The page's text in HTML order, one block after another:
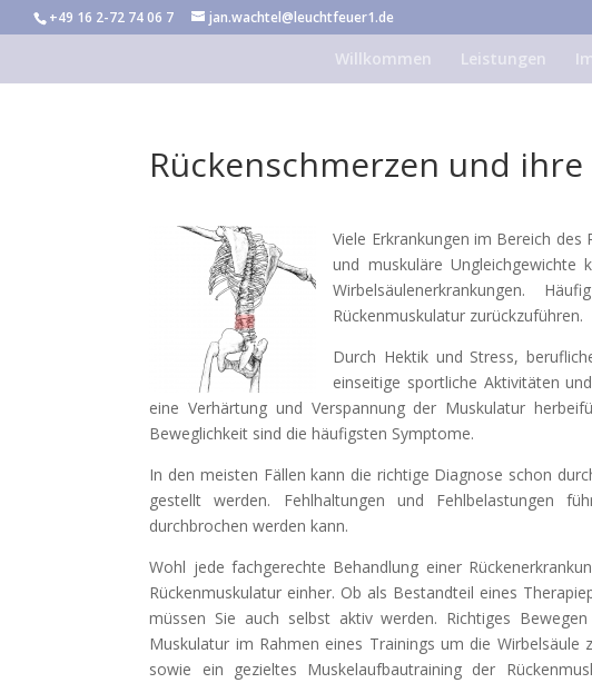
+49 16 2-72 74 06 7 jan.wachtel@leuchtfeuer1.de
Willkommen Leistungen
Rückenschmerzen und
Viele Erkrankungen im Bereich
und muskuläre Ungleichgewichte
Wirbelsäulenerkrankungen.
Rückenmuskulatur zurückzuführen.
Durch Hektik und Stress,
einseitige sportliche Aktivitäten
eine Verhärtung und Verspannung der Muskulatur
Beweglichkeit sind die häufigsten Symptome.
In den meisten Fällen kann die richtige Diagnose schon
gestellt werden. Fehlhaltungen und Fehlbelastungen
durchbrochen werden kann.
Wohl jede fachgerechte Behandlung einer
Rückenmuskulatur einher. Ob als Bestandteil eines
müssen Sie auch selbst aktiv werden. Richtiges
Muskulatur im Rahmen eines Trainings um die Wirbelsäule
sowie ein gezieltes Muskelaufbautraining der